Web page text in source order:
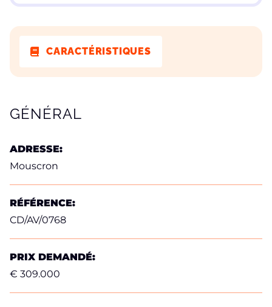
CARACTÉRISTIQUES
CARACTÉRISTIQUES
GÉNÉRAL
ADRESSE:
Mouscron
RÉFÉRENCE:
CD/AV/0768
PRIX DEMANDÉ:
€ 309.000